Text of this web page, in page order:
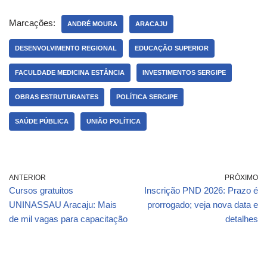
Marcações: ANDRÉ MOURA ARACAJU
DESENVOLVIMENTO REGIONAL EDUCAÇÃO SUPERIOR
FACULDADE MEDICINA ESTÂNCIA INVESTIMENTOS SERGIPE
OBRAS ESTRUTURANTES POLÍTICA SERGIPE
SAÚDE PÚBLICA UNIÃO POLÍTICA
ANTERIOR
Cursos gratuitos
UNINASSAU Aracaju: Mais
de mil vagas para capacitação
PRÓXIMO
Inscrição PND 2026: Prazo é
prorrogado; veja nova data e
detalhes